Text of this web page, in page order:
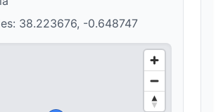
38.223676, -0.648747